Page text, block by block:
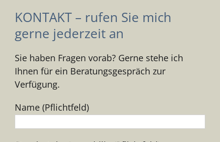
KONTAKT – rufen Sie mich
gerne jederzeit an
Sie haben Fragen vorab? Gerne stehe ich
Ihnen für ein Beratungsgespräch zur
Verfügung.
Name (Pflichtfeld)